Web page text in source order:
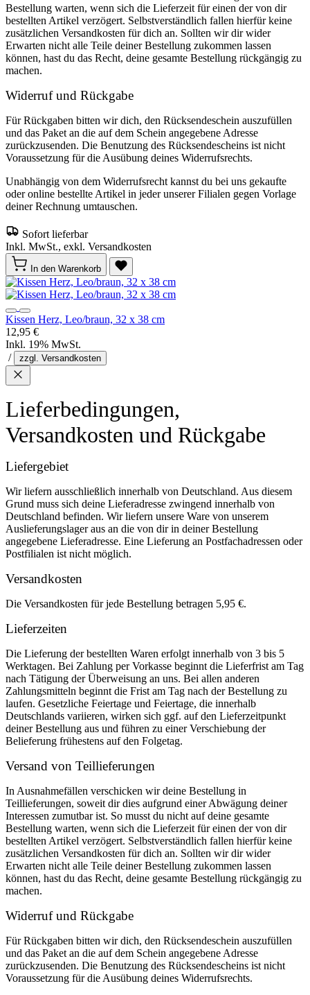
Bestellung warten, wenn sich die Lieferzeit für einen der von dir
bestellten Artikel verzögert. Selbstverständlich fallen hierfür keine
zusätzlichen Versandkosten für dich an. Sollten wir dir wider
Erwarten nicht alle Teile deiner Bestellung zukommen lassen
können, hast du das Recht, deine gesamte Bestellung rückgängig zu
machen.
Widerruf und Rückgabe
Für Rückgaben bitten wir dich, den Rücksendeschein auszufüllen
und das Paket an die auf dem Schein angegebene Adresse
zurückzusenden. Die Benutzung des Rücksendescheins ist nicht
Voraussetzung für die Ausübung deines Widerrufsrechts.
Unabhängig von dem Widerrufsrecht kannst du bei uns gekaufte
oder online bestellte Artikel in jeder unserer Filialen gegen Vorlage
deiner Rechnung umtauschen.
Sofort lieferbar
Inkl. MwSt., exkl. Versandkosten
In den Warenkorb
Kissen Herz, Leo/braun, 32 x 38 cm
12,95 €
Inkl. 19% MwSt.
/
zzgl. Versandkosten
Lieferbedingungen,
Versandkosten und Rückgabe
Liefergebiet
Wir liefern ausschließlich innerhalb von Deutschland. Aus diesem
Grund muss sich deine Lieferadresse zwingend innerhalb von
Deutschland befinden. Wir liefern unsere Ware von unserem
Auslieferungslager aus an die von dir in deiner Bestellung
angegebene Lieferadresse. Eine Lieferung an Postfachadressen oder
Postfilialen ist nicht möglich.
Versandkosten
Die Versandkosten für jede Bestellung betragen 5,95 €.
Lieferzeiten
Die Lieferung der bestellten Waren erfolgt innerhalb von 3 bis 5
Werktagen. Bei Zahlung per Vorkasse beginnt die Lieferfrist am Tag
nach Tätigung der Überweisung an uns. Bei allen anderen
Zahlungsmitteln beginnt die Frist am Tag nach der Bestellung zu
laufen. Gesetzliche Feiertage und Feiertage, die innerhalb
Deutschlands variieren, wirken sich ggf. auf den Lieferzeitpunkt
deiner Bestellung aus und führen zu einer Verschiebung der
Belieferung frühestens auf den Folgetag.
Versand von Teillieferungen
In Ausnahmefällen verschicken wir deine Bestellung in
Teillieferungen, soweit dir dies aufgrund einer Abwägung deiner
Interessen zumutbar ist. So musst du nicht auf deine gesamte
Bestellung warten, wenn sich die Lieferzeit für einen der von dir
bestellten Artikel verzögert. Selbstverständlich fallen hierfür keine
zusätzlichen Versandkosten für dich an. Sollten wir dir wider
Erwarten nicht alle Teile deiner Bestellung zukommen lassen
können, hast du das Recht, deine gesamte Bestellung rückgängig zu
machen.
Widerruf und Rückgabe
Für Rückgaben bitten wir dich, den Rücksendeschein auszufüllen
und das Paket an die auf dem Schein angegebene Adresse
zurückzusenden. Die Benutzung des Rücksendescheins ist nicht
Voraussetzung für die Ausübung deines Widerrufsrechts.